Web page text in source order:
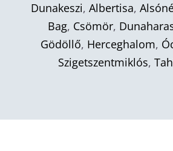
Dunakeszi,Albertisa,
Bag, Csömör,
Gödöllő, Herceghalom,
Szigetszentmiklós,